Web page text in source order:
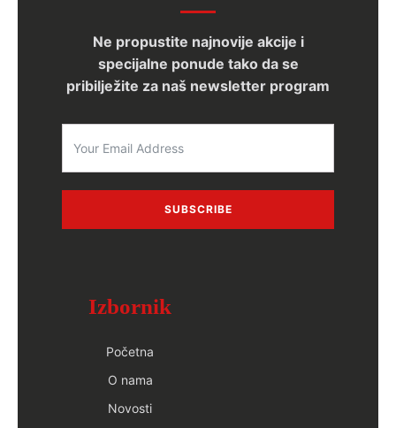
Ne propustite najnovije akcije i
specijalne ponude tako da se
pribilježite za naš newsletter program
SUBSCRIBE
Izbornik
Početna
O nama
Novosti